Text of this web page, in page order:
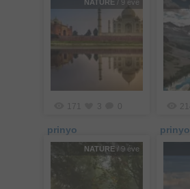
NATURE / 9 éve
171 3
prinyo
214
prinyo
NATURE / 9 éve